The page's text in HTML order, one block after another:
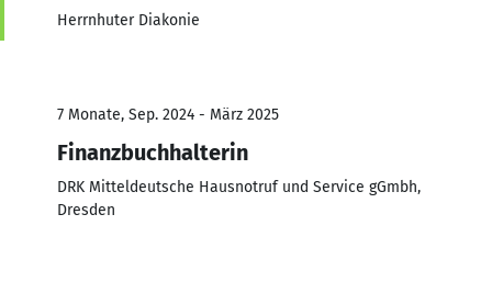
Herrnhuter Diakonie
7 Monate, Sep. 2024 - März 2025
Finanzbuchhalterin
DRK Mitteldeutsche Hausnotruf und Service gGmbh,
Dresden